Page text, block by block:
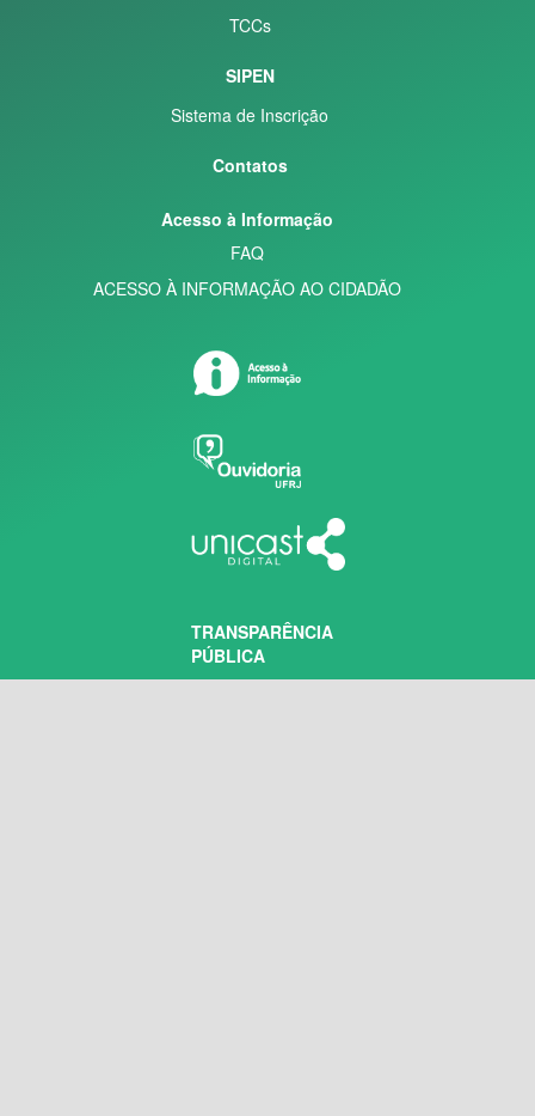
TCCs
SIPEN
Sistema de Inscrição
Contatos
Acesso à Informação
FAQ
ACESSO À INFORMAÇÃO AO CIDADÃO
TRANSPARÊNCIA
PÚBLICA